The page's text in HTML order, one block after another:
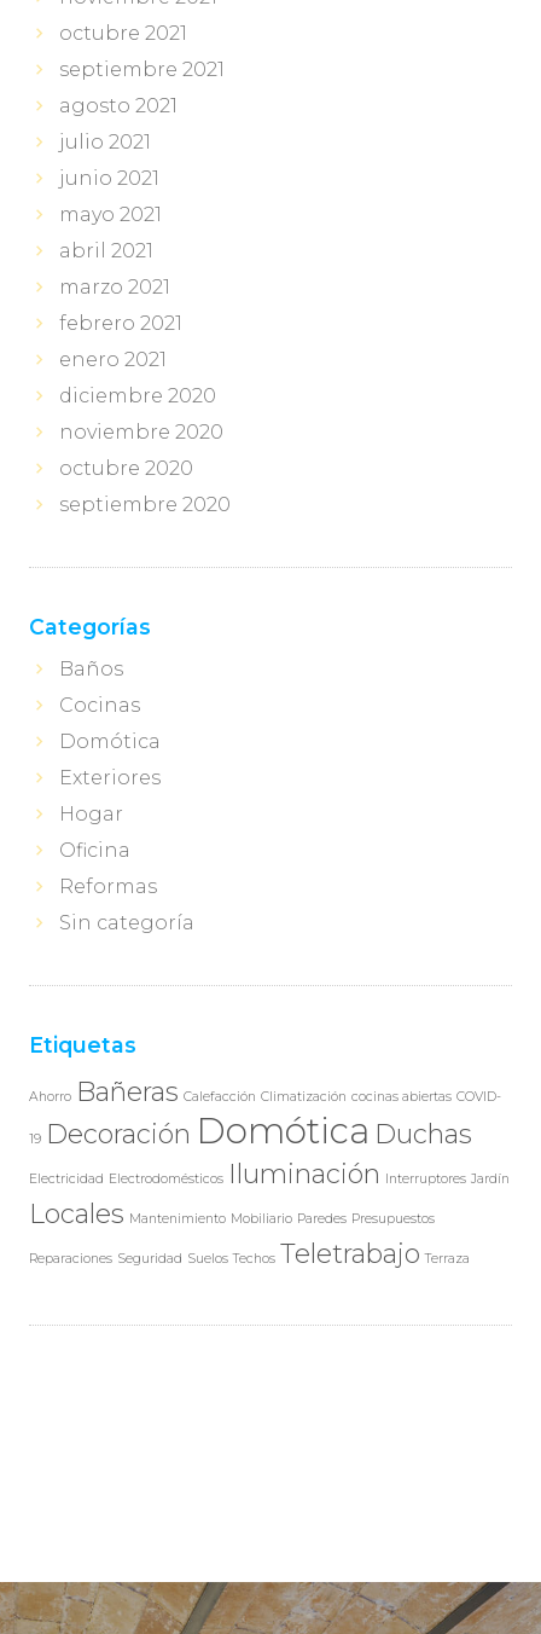
octubre 2021
septiembre 2021
agosto 2021
julio 2021
junio 2021
mayo 2021
abril 2021
marzo 2021
febrero 2021
enero 2021
diciembre 2020
noviembre 2020
octubre 2020
septiembre 2020
Categorías
Baños
Cocinas
Domótica
Exteriores
Hogar
Oficina
Reformas
Sin categoría
Etiquetas
Ahorro Bañeras Calefacción Climatización cocinas abiertas COVID-
19 Decoración Domótica Duchas
Electricidad Electrodomésticos Iluminación Interruptores Jardín
Locales Mantenimiento Mobiliario Paredes Presupuestos
Reparaciones Seguridad Suelos Techos Teletrabajo Terraza